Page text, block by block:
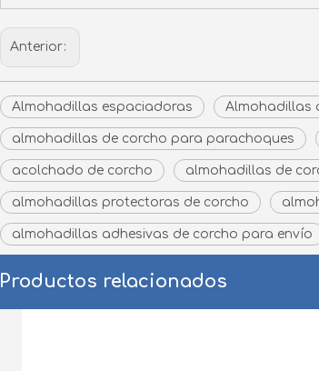
Anterior:
Almohadillas espaciadoras Almohadillas
almohadillas de corcho para parachoques
acolchado de corcho almohadillas de
almohadillas protectoras de corcho
almohadillas adhesivas de corcho para envío
Productos relacionados